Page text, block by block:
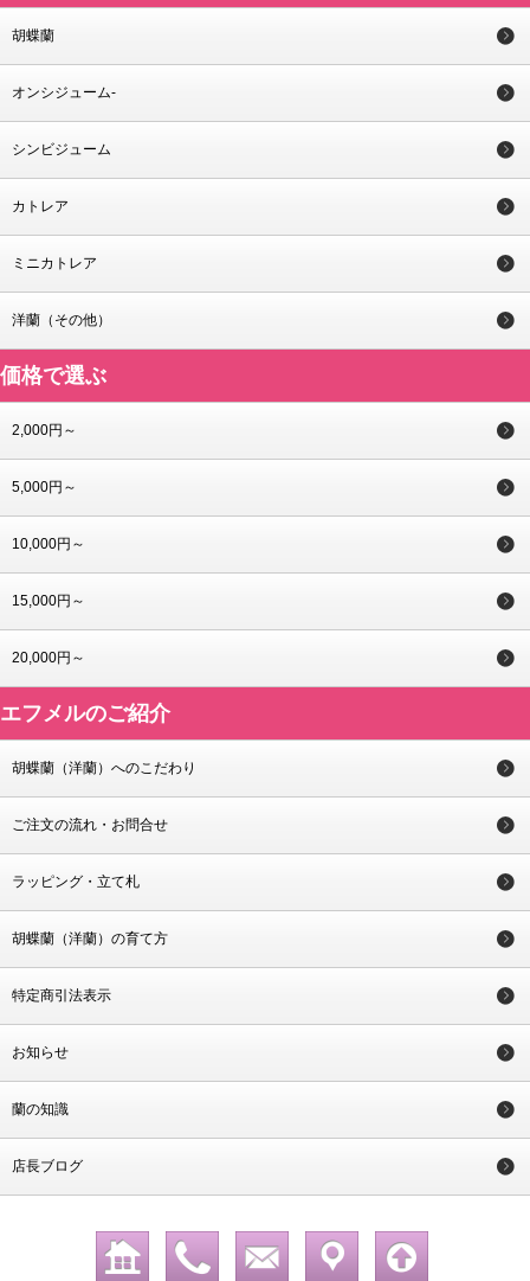
胡蝶蘭
オンシジューム-
シンビジューム
カトレア
ミニカトレア
洋蘭（その他）
価格で選ぶ
2,000円～
5,000円～
10,000円～
15,000円～
20,000円～
エフメルのご紹介
胡蝶蘭（洋蘭）へのこだわり
ご注文の流れ・お問合せ
ラッピング・立て札
胡蝶蘭（洋蘭）の育て方
特定商引法表示
お知らせ
蘭の知識
店長ブログ